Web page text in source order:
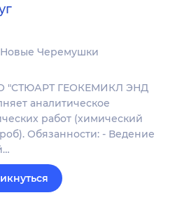
Новые Черемушки
"СТЮАРТ ГЕОКЕМИКЛ ЭНД
аналитическое
работ (химический
Обязанности: - Ведение